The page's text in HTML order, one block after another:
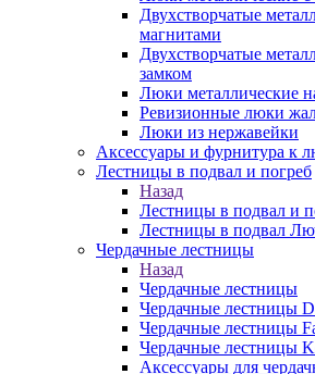
Двухстворчатые
магнитами
Двухстворчатые
замком
Люки металлические
Ревизионные люки
Люки из нержавейки
Аксессуары и фурнитура к
Лестницы в подвал и погреб
Назад
Лестницы в подвал и
Лестницы в подвал
Чердачные лестницы
Назад
Чердачные лестницы
Чердачные лестницы
Чердачные лестницы
Чердачные лестницы
Аксессуары для